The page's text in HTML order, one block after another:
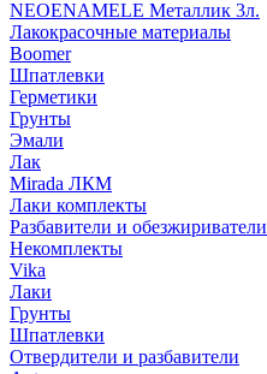
NEOENAMELE Металлик 3л.
Лакокрасочные материалы
Boomer
Шпатлевки
Герметики
Грунты
Эмали
Лак
Mirada ЛКМ
Лаки комплекты
Разбавители и обезжириватели
Некомплекты
Vika
Лаки
Грунты
Шпатлевки
Отвердители и разбавители